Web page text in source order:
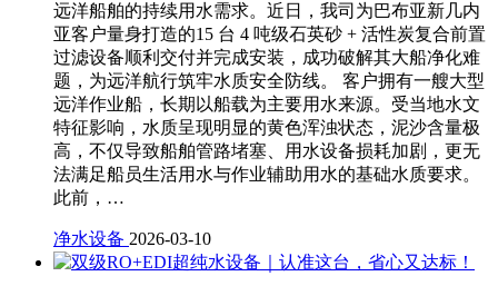
远洋船舶的持续用水需求。近日，我司为巴布亚新几内
亚客户量身打造的15 台 4 吨级石英砂 + 活性炭复合前置
过滤设备顺利交付并完成安装，成功破解其大船净化难
题，为远洋航行筑牢水质安全防线。 客户拥有一艘大型
远洋作业船，长期以船载为主要用水来源。受当地水文
特征影响，水质呈现明显的黄色浑浊状态，泥沙含量极
高，不仅导致船舶管路堵塞、用水设备损耗加剧，更无
法满足船员生活用水与作业辅助用水的基础水质要求。
此前，…
净水设备 2026-03-10